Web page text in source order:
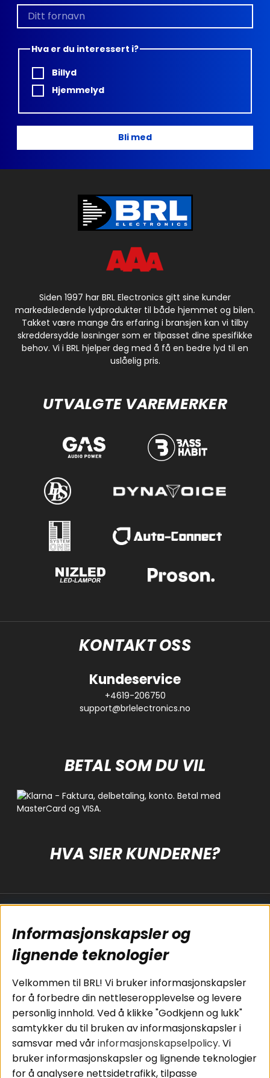
Hva er du interessert i?
Billyd
Hjemmelyd
Bli med
Siden 1997 har BRL Electronics gitt sine kunder
markedsledende lydprodukter til både hjemmet og bilen.
Takket være mange års erfaring i bransjen kan vi tilby
skreddersydde løsninger som er tilpasset dine spesifikke
behov. Vi i BRL hjelper deg med å få en bedre lyd til en
uslåelig pris.
UTVALGTE VAREMERKER
KONTAKT OSS
Kundeservice
+4619-206750
support@brlelectronics.no
BETAL SOM DU VIL
HVA SIER KUNDERNE?
Koblingsguide for
subwoofers
Tilkobling av
bilforsterker
Koblingsguide for
midbasser
Butikker
Våre ambassadører
- Team BRL
Cookies
Kjøpsvilkår
Personvernpolicy
Service / Garanti /
Retur
Informasjonskapsler og
lignende teknologier
Velkommen til BRL! Vi bruker informasjonskapsler
for å forbedre din nettleseropplevelse og levere
personlig innhold. Ved å klikke "Godkjenn og lukk"
samtykker du til bruken av informasjonskapsler i
samsvar med vårinformasjonskapselpolicy. Vi
bruker informasjonskapsler og lignende teknologier
for å analysere nettsidetrafikk, tilpasse